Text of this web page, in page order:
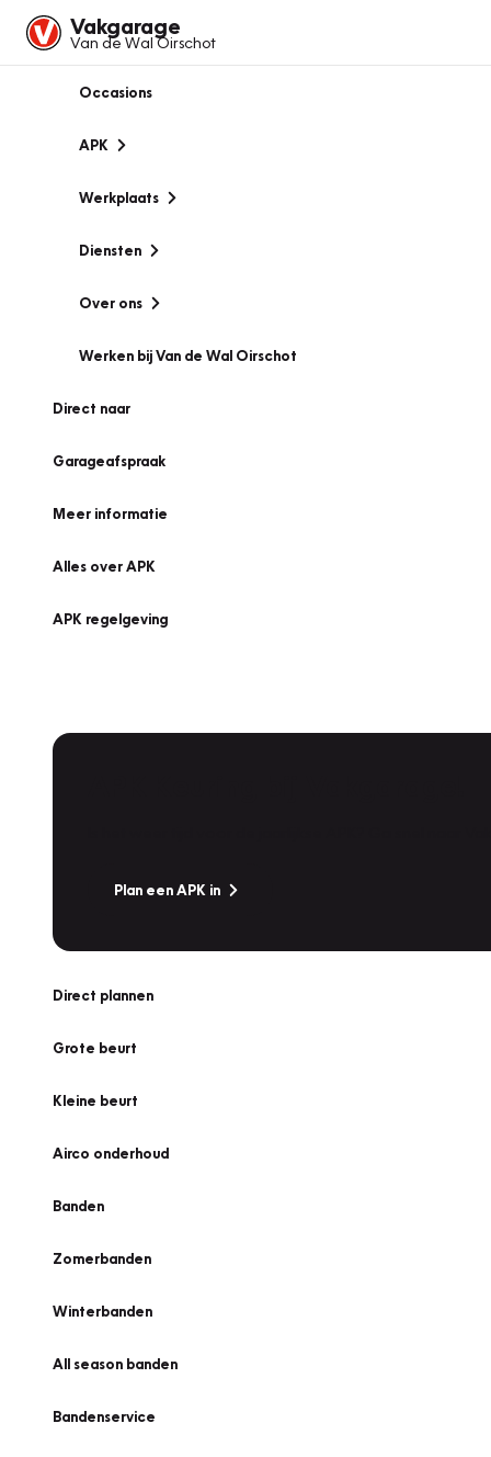
Vakgarage
Van de Wal Oirschot
Occasions
APK
Werkplaats
Diensten
Over ons
Werken bij Van de Wal Oirschot
Direct naar
Garageafspraak
Meer informatie
Alles over APK
APK regelgeving
Plan een APK in
Direct plannen
Grote beurt
Kleine beurt
Airco onderhoud
Banden
Zomerbanden
Winterbanden
All season banden
Bandenservice